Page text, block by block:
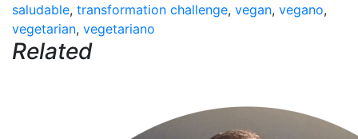
saludable, transformation challenge, vegan, vegano,
vegetarian, vegetariano
Related